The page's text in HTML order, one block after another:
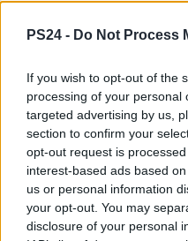
PS24 - Do Not Process
If you wish to opt-out of the
processing of your personal
targeted advertising by us,
section to confirm your
opt-out request is
interest-based ads based
us or personal information
your opt-out. You may
disclosure of your personal